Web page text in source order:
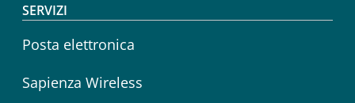
SERVIZI
Posta elettronica
Sapienza Wireless